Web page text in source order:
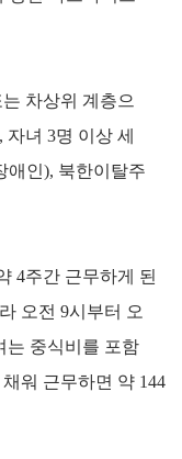
차상위 계층으
녀 3명 이상 세
애인), 북한이탈주
4주간 근무하게 된
오전 9시부터 오
는 중식비를 포함
워 근무하면 약 144